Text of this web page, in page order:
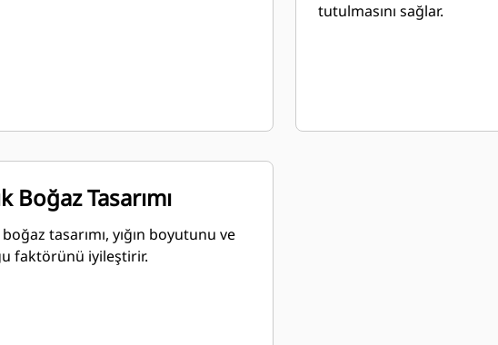
tutulmasını sağlar.
Boğaz Tasarımı
boğaz tasarımı, yığın boyutunu ve
faktörünü iyileştirir.